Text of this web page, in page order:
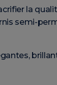
la
semi-